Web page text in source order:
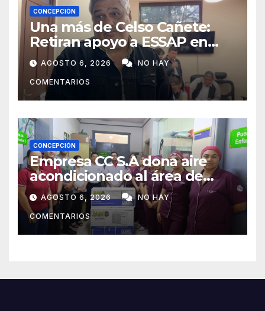
CONCEPCIÓN
Una más de Celso Cañete:
Retiran apoyo a ESSAP en
Concepción
AGOSTO 6, 2026 NO HAY
COMENTARIOS
CONCEPCIÓN
Empresa CC S.A dona aire
acondicionado al área de
maternidad del IPS de
Concepción
AGOSTO 6, 2026 NO HAY
COMENTARIOS